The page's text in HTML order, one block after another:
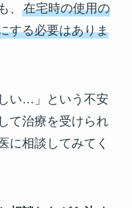
、 在宅時の使用の
する必要はありま
い…」という不安
て治療を受けられ
に相談してみてく